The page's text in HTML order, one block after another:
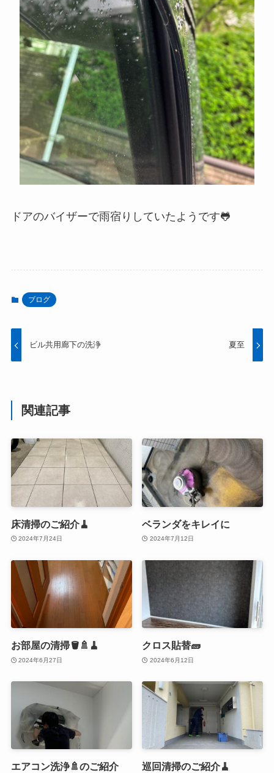
ドアのバイザーで雨宿りしていたようです🐸
ブログ
ビル共用廊下の洗浄 夏至
関連記事
床清掃のご紹介🧹
2024年7月24日
ベランダをキレイに
2024年7月12日
お部屋の清掃🪣🚿🧹
2024年6月27日
クロス貼替🧱
2024年6月12日
エアコン洗浄🚿のご紹介 巡回清掃のご紹介🧹